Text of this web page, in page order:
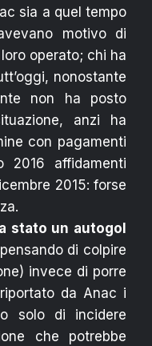
sia a quel tempo
motivo di
operato; chi ha
nonostante
non ha posto
anzi ha
con pagamenti
2016 affidamenti
2015: forse
stato un autogol
di colpire
invece di porre
da Anac i
solo di incidere
che potrebbe